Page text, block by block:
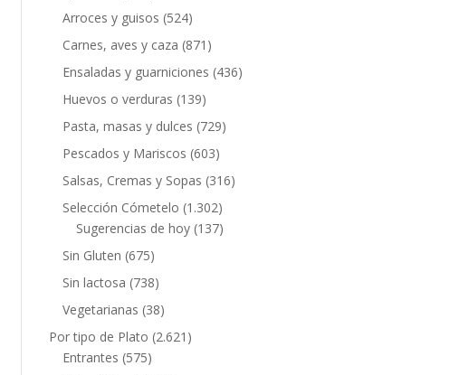
Arroces y guisos (524)
Carnes, aves y caza (871)
Ensaladas y guarniciones (436)
Huevos o verduras (139)
Pasta, masas y dulces (729)
Pescados y Mariscos (603)
Salsas, Cremas y Sopas (316)
Selección Cómetelo (1.302)
Sugerencias de hoy(137)
Sin Gluten (675)
Sin lactosa (738)
Vegetarianas (38)
Por tipo de Plato (2.621)
Entrantes (575)